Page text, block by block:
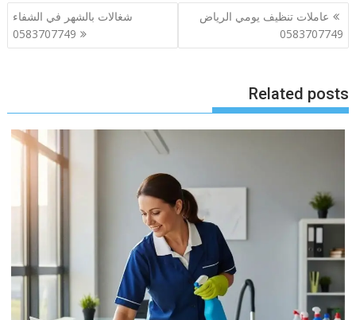
تصفّح
المقالات
عاملات تنظيف يومي الرياض
0583707749
شغالات بالشهر في الشفاء
0583707749
Related posts